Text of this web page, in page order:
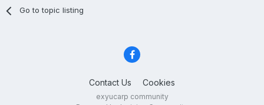
Go to topic listing
Contact Us Cookies
exyucarp community